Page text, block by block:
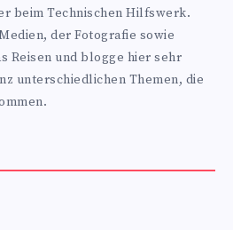
beim Technischen Hilfswerk.
der Fotografie sowie
Reisen und blogge hier sehr
unterschiedlichen Themen, die